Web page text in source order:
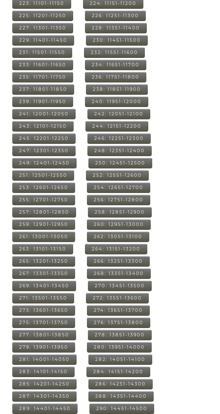
223: 11101-11150 224: 11151-11200
225: 11201-11250 226: 11251-11300
227: 11301-11350 228: 11351-11400
229: 11401-11450 230: 11451-11500
231: 11501-11550 232: 11551-11600
233: 11601-11650 234: 11651-11700
235: 11701-11750 236: 11751-11800
237: 11801-11850 238: 11851-11900
239: 11901-11950 240: 11951-12000
241: 12001-12050 242: 12051-12100
243: 12101-12150 244: 12151-12200
245: 12201-12250 246: 12251-12300
247: 12301-12350 248: 12351-12400
249: 12401-12450 250: 12451-12500
251: 12501-12550 252: 12551-12600
253: 12601-12650 254: 12651-12700
255: 12701-12750 256: 12751-12800
257: 12801-12850 258: 12851-12900
259: 12901-12950 260: 12951-13000
261: 13001-13050 262: 13051-13100
263: 13101-13150 264: 13151-13200
265: 13201-13250 266: 13251-13300
267: 13301-13350 268: 13351-13400
269: 13401-13450 270: 13451-13500
271: 13501-13550 272: 13551-13600
273: 13601-13650 274: 13651-13700
275: 13701-13750 276: 13751-13800
277: 13801-13850 278: 13851-13900
279: 13901-13950 280: 13951-14000
281: 14001-14050 282: 14051-14100
283: 14101-14150 284: 14151-14200
285: 14201-14250 286: 14251-14300
287: 14301-14350 288: 14351-14400
289: 14401-14450 290: 14451-14500